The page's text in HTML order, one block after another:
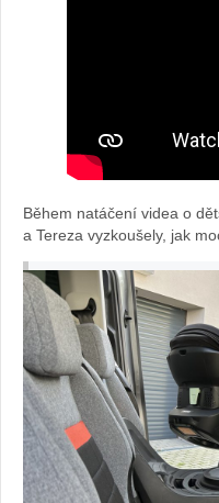
Během natáčení videa o
a Tereza vyzkoušely, jak